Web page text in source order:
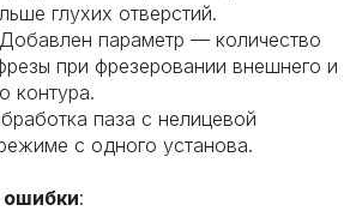
глухих отверстий.
параметр — количество
при фрезеровании внешнего и
контура.
паза с нелицевой
с одного установа.
: